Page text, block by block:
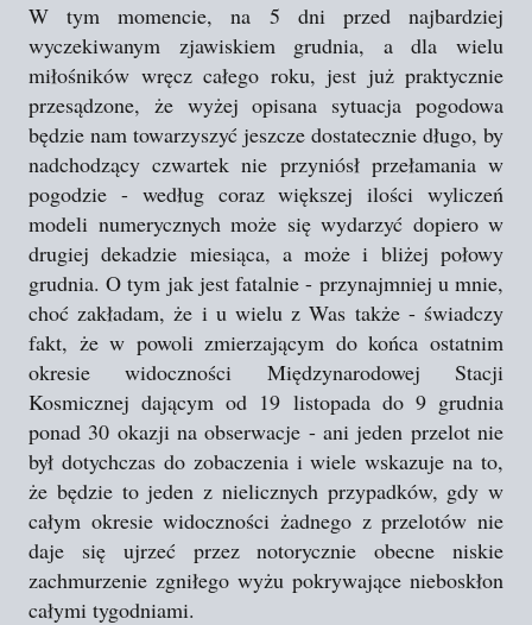
W tym momencie, na 5 dni przed najbardziej
wyczekiwanym zjawiskiem grudnia, a dla wielu
miłośników wręcz całego roku, jest już praktycznie
przesądzone, że wyżej opisana sytuacja pogodowa
będzie nam towarzyszyć jeszcze dostatecznie długo, by
nadchodzący czwartek nie przyniósł przełamania w
pogodzie - według coraz większej ilości wyliczeń
modeli numerycznych może się wydarzyć dopiero w
drugiej dekadzie miesiąca, a może i bliżej połowy
grudnia. O tym jak jest fatalnie - przynajmniej u mnie,
choć zakładam, że i u wielu z Was także - świadczy
fakt, że w powoli zmierzającym do końca ostatnim
okresie widoczności Międzynarodowej Stacji
Kosmicznej dającym od 19 listopada do 9 grudnia
ponad 30 okazji na obserwacje - ani jeden przelot nie
był dotychczas do zobaczenia i wiele wskazuje na to,
że będzie to jeden z nielicznych przypadków, gdy w
całym okresie widoczności żadnego z przelotów nie
daje się ujrzeć przez notorycznie obecne niskie
zachmurzenie zgniłego wyżu pokrywające nieboskłon
całymi tygodniami.